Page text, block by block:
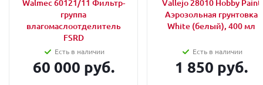
Walmec 60121/11 Фильтр-
группа
влагомаслоотделитель
FSRD
Есть в наличии
60 000 руб.
Vallejo 28010 Hobby Paint
Аэрозольная грунтовка
White (белый), 400 мл
Есть в наличии
1 850 руб.